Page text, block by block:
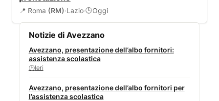
📍 Roma (RM)·Lazio·🕒Oggi
Notizie di Avezzano
Avezzano, presentazione dell’albo fornitori:
assistenza scolastica
🕒Ieri
Avezzano, presentazione dell’albo fornitori per
l’assistenza scolastica